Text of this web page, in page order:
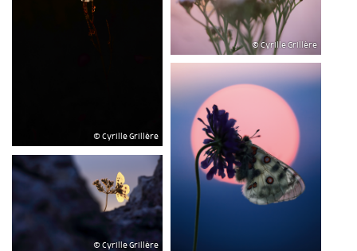
© Cyrille Grillère
© Cyrille Grillère
© Cyrille Grillère